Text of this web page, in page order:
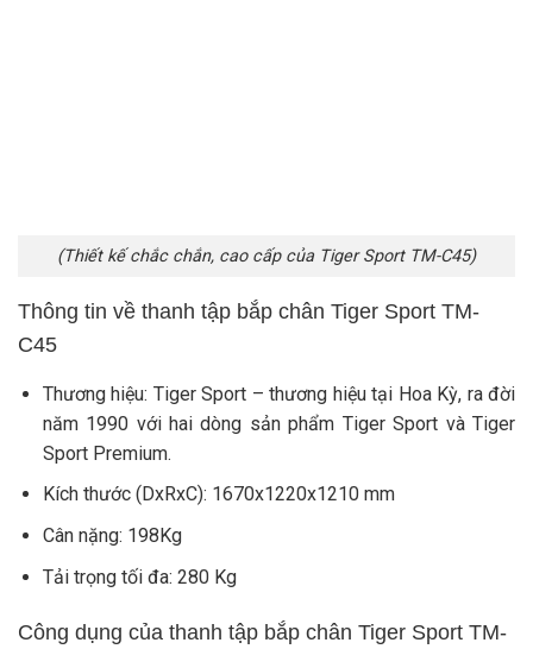
(Thiết kế chắc chắn, cao cấp của Tiger Sport TM-C45)
Thông tin về thanh tập bắp chân Tiger Sport TM-
C45
Thương hiệu: Tiger Sport – thương hiệu tại Hoa Kỳ, ra đời
năm 1990 với hai dòng sản phẩm Tiger Sport và Tiger
Sport Premium.
Kích thước (DxRxC): 1670x1220x1210 mm
Cân nặng: 198Kg
Tải trọng tối đa: 280 Kg
Công dụng của thanh tập bắp chân Tiger Sport TM-